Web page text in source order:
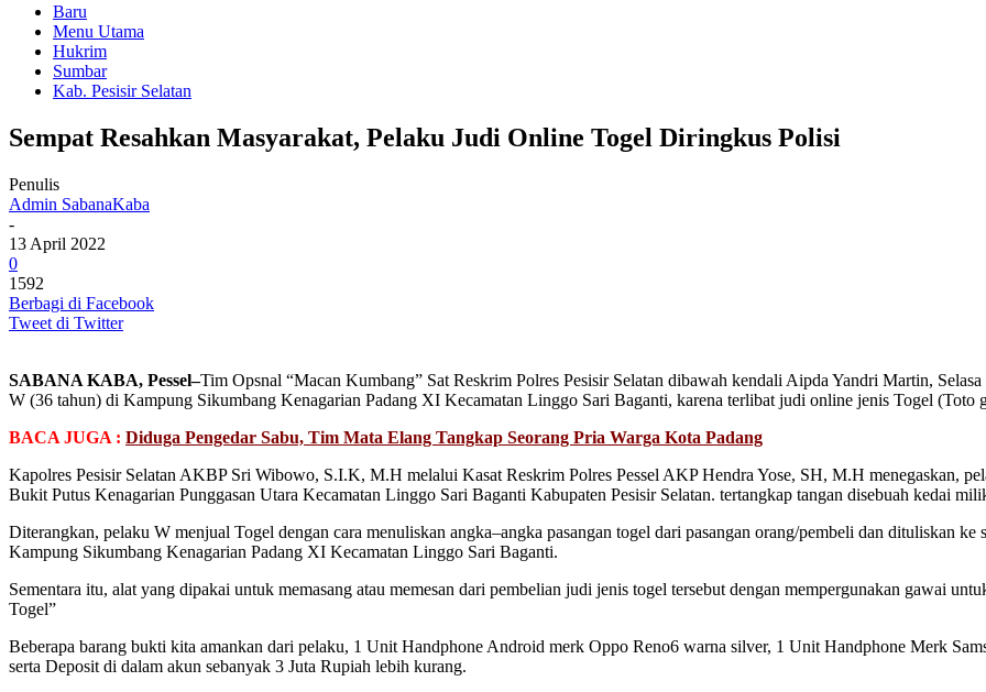
Baru
Menu Utama
Hukrim
Sumbar
Kab. Pesisir Selatan
Sempat Resahkan Masyarakat, Pelaku Judi Online Togel Diringkus Polisi
Penulis
Admin SabanaKaba
-
13 April 2022
0
1592
Berbagi di Facebook
Tweet di Twitter
SABANA KABA, Pessel–Tim Opsnal “Macan Kumbang” Sat Reskrim Polres Pesisir Selatan dibawah kendali Aipda Yandri Martin,
W (36 tahun) di Kampung Sikumbang Kenagarian Padang XI Kecamatan Linggo Sari Baganti, karena terlibat judi online jenis Togel (Toto
BACA JUGA : Diduga Pengedar Sabu, Tim Mata Elang Tangkap Seorang Pria Warga Kota Padang
Kapolres Pesisir Selatan AKBP Sri Wibowo, S.I.K, M.H melalui Kasat Reskrim Polres Pessel AKP Hendra Yose, SH, M.H menegaskan,
Bukit Putus Kenagarian Punggasan Utara Kecamatan Linggo Sari Baganti Kabupaten Pesisir Selatan. tertangkap tangan disebuah kedai
Diterangkan, pelaku W menjual Togel dengan cara menuliskan angka–angka pasangan togel dari pasangan orang/pembeli dan dituliskan
Kampung Sikumbang Kenagarian Padang XI Kecamatan Linggo Sari Baganti.
Sementara itu, alat yang dipakai untuk memasang atau memesan dari pembelian judi jenis togel tersebut dengan mempergunakan gawai
Togel”
Beberapa barang bukti kita amankan dari pelaku, 1 Unit Handphone Android merk Oppo Reno6 warna silver, 1 Unit Handphone Merk
serta Deposit di dalam akun sebanyak 3 Juta Rupiah lebih kurang.